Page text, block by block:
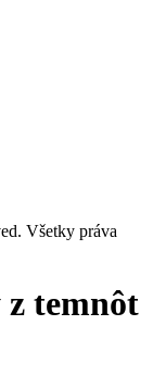
Všetky práva
z temnôt